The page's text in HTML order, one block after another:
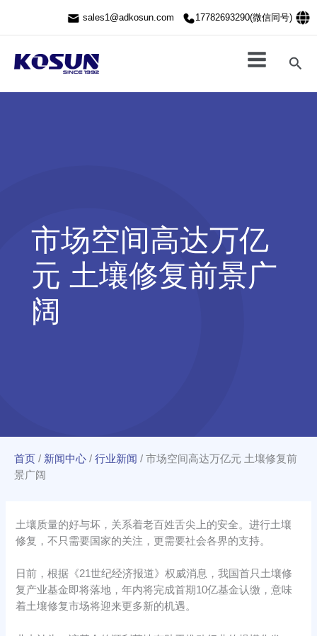
sales1@adkosun.com 17782693290(微信同号)
搜
索
市场空间高达万亿
元 土壤修复前景广
阔
首页 / 新闻中心 / 行业新闻 / 市场空间高达万亿元 土壤修复前
景广阔
土壤质量的好与坏，关系着老百姓舌尖上的安全。进行土壤
修复，不只需要国家的关注，更需要社会各界的支持。
日前，根据《21世纪经济报道》权威消息，我国首只土壤修
复产业基金即将落地，年内将完成首期10亿基金认缴，意味
着土壤修复市场将迎来更多新的机遇。